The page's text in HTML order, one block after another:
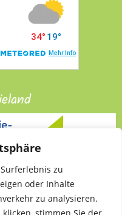
zu
oder Inhalte
zu analysieren.